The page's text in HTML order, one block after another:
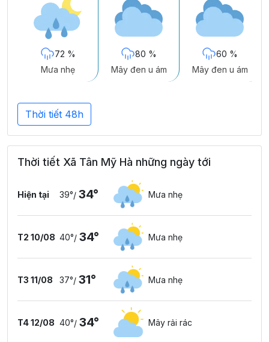
72 %
Mưa nhẹ
80 %
Mây đen u ám
60 %
Mây đen u ám
Thời tiết 48h
Thời tiết Xã Tân Mỹ Hà những ngày tới
Hiện tại 39°/ 34° Mưa nhẹ
T2 10/08 40°/ 34° Mưa nhẹ
T3 11/08 37°/ 31° Mưa nhẹ
T4 12/08 40°/ 34° Mây rải rác